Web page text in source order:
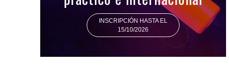
INSCRIPCIÓN HASTA EL
15/10/2026